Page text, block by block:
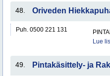
48. Oriveden
Puh. 0500 221 131
Lue
49. Pintakäsittely- ja